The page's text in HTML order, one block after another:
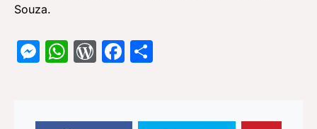
Souza.
Messenger
WhatsApp
WordPress
Facebook